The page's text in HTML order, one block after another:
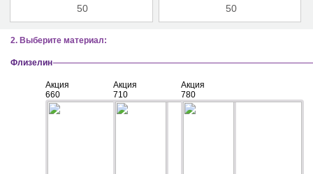
2. Выберите материал:
Флизелин
Акция
660
Акция
710
Акция
780